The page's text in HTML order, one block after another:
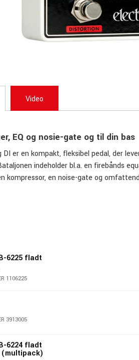
Video
EQ og nosie-gate og til din bas
er en kompakt, fleksibel pedal, der
indeholder bl.a. en firebånds
kompressor, en noise-gate og
6225 fladt
1106225
3913005
6224 fladt